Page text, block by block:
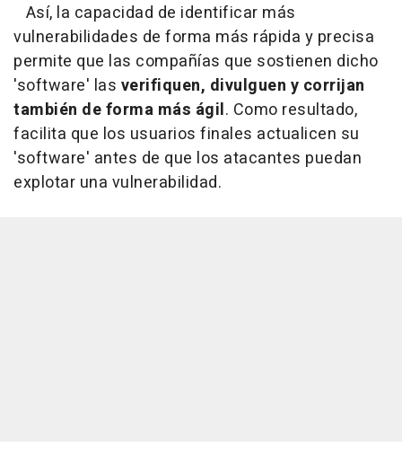
Así, la capacidad de identificar más
vulnerabilidades de forma más rápida y precisa
permite que las compañías que sostienen dicho
'software' las verifiquen, divulguen y corrijan
también de forma más ágil. Como resultado,
facilita que los usuarios finales actualicen su
'software' antes de que los atacantes puedan
explotar una vulnerabilidad.